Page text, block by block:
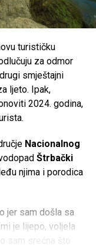
turističku
za odmor
smještajni
ljeto. Ipak,
2024. godina,
Nacionalnog
Štrbački
njima i porodica
jer sam došla sa
je lijepo, voljela